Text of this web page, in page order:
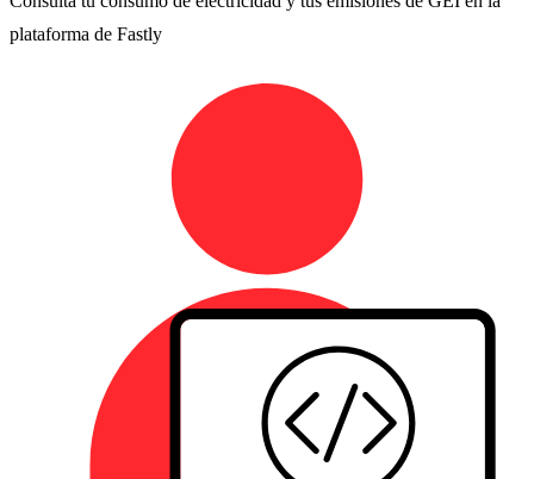
plataforma de Fastly